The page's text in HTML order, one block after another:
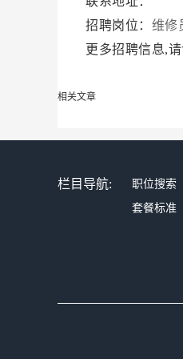
招聘岗位： 维修
更多招聘信息,请
相关文章
栏目导航: 职位搜索
套餐标准